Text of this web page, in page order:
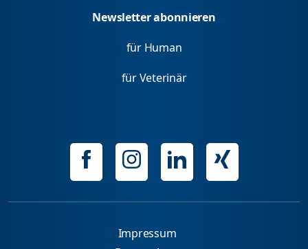
Newsletter abonnieren
für Human
für Veterinär
Impressum